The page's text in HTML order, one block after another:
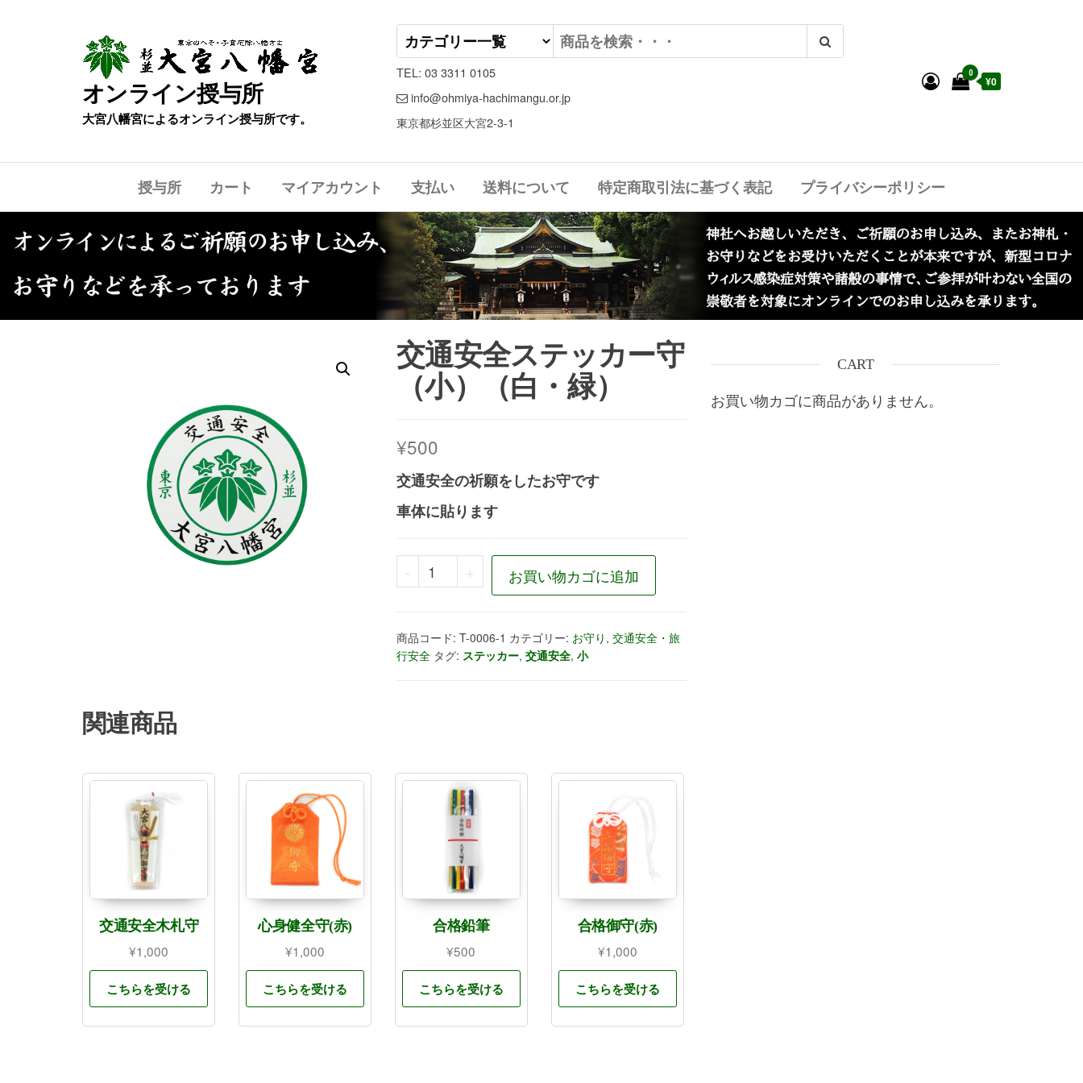
オンライン授与所
大宮八幡宮によるオンライン授与所です。
TEL: 03 3311 0105
info@ohmiya-hachimangu.or.jp
東京都杉並区大宮2-3-1
0
¥0
授与所 カート マイアカウント 支払い 送料について 特定商取引法に基づく表記 プライバシーポリシー
交通安全ステッカー守
（小）（白・緑）
¥500
交通安全の祈願をしたお守です
車体に貼ります
- 交通安全ステッカー守（小）（白・緑）個
+ お買い物カゴに追加
商品コード: T-0006-1 カテゴリー: お守り , 交通安全・旅
行安全 タグ: ステッカー, 交通安全, 小
関連商品
交通安全木札守
¥1,000
こちらを受ける
心身健全守(赤)
¥1,000
こちらを受ける
合格鉛筆
¥500
こちらを受ける
合格御守(赤)
¥1,000
こちらを受ける
CART
お買い物カゴに商品がありません。